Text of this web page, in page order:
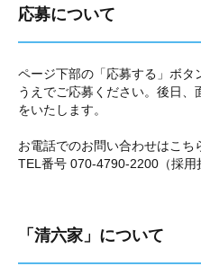
応募について
ページ下部の「応募する」ボ
うえでご応募ください。後日
をいたします。
お電話でのお問い合わせはこち
TEL番号 070-4790-2200（採用
「清六家」について